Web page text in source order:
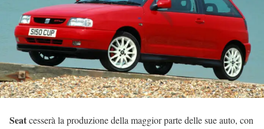
Seatcesserà la produzione della maggior parte delle sue auto, con